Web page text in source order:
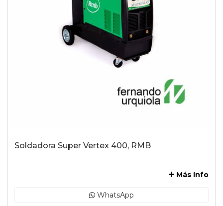
Soldadora Super Vertex 400, RMB
Más Info
WhatsApp